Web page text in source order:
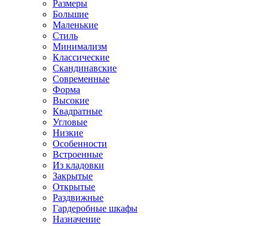
Размеры
Большие
Маленькие
Стиль
Минимализм
Классические
Скандинавские
Современные
Форма
Высокие
Квадратные
Угловые
Низкие
Особенности
Встроенные
Из кладовки
Закрытые
Открытые
Раздвижные
Гардеробные шкафы
Назначение